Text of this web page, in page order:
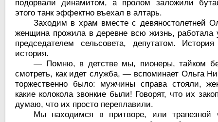
подорвали динамитом, а пролом заложили
этого танк эффектно въехал в алтарь.
Заходим в храм вместе с девяностолетней
женщина прожила в деревне всю жизнь, работала
председателем сельсовета, депутатом.
история.
— Помню, в детстве мы, пионеры, тайком
смотреть, как идет служба, — вспоминает Ольга
торжественно было: мужчины справа стояли,
какие колокола звонкие были! Говорят, что их
думаю, что их просто переплавили.
Мы находимся в притворе, или трапезной